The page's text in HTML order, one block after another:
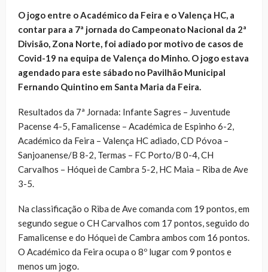
O jogo entre o Académico da Feira e o Valença HC, a
contar para a 7ª jornada do Campeonato Nacional da 2ª
Divisão, Zona Norte, foi adiado por motivo de casos de
Covid-19 na equipa de Valença do Minho. O jogo estava
agendado para este sábado no Pavilhão Municipal
Fernando Quintino em Santa Maria da Feira.
Resultados da 7ª Jornada: Infante Sagres – Juventude
Pacense 4-5, Famalicense – Académica de Espinho 6-2,
Académico da Feira – Valença HC adiado, CD Póvoa –
Sanjoanense/B 8-2, Termas – FC Porto/B 0-4, CH
Carvalhos – Hóquei de Cambra 5-2, HC Maia – Riba de Ave
3-5.
Na classificação o Riba de Ave comanda com 19 pontos, em
segundo segue o CH Carvalhos com 17 pontos, seguido do
Famalicense e do Hóquei de Cambra ambos com 16 pontos.
O Académico da Feira ocupa o 8º lugar com 9 pontos e
menos um jogo.